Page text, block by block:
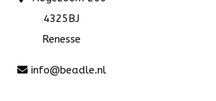
4325BJ
Renesse
info@beadle.nl